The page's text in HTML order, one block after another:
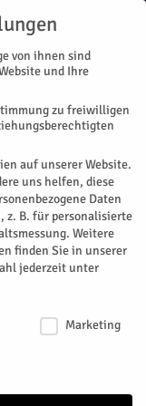
in der 12.
von ihnen sind
und Ihre
zu freiwilligen
auf unserer Website.
uns helfen, diese
Daten
z. B. für personalisierte
Weitere
finden Sie in unserer
jederzeit unter
Marketing